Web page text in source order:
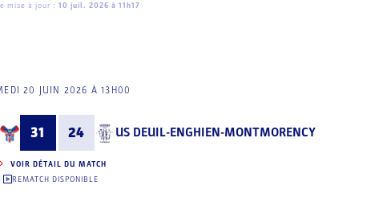
mise à jour : 10 juil. 2026 à 11h17
20 JUIN 2026 À 13H00
31 24 US DEUIL-ENGHIEN-MONTMORENCY
VOIR DÉTAIL DU MATCH
REMATCH DISPONIBLE